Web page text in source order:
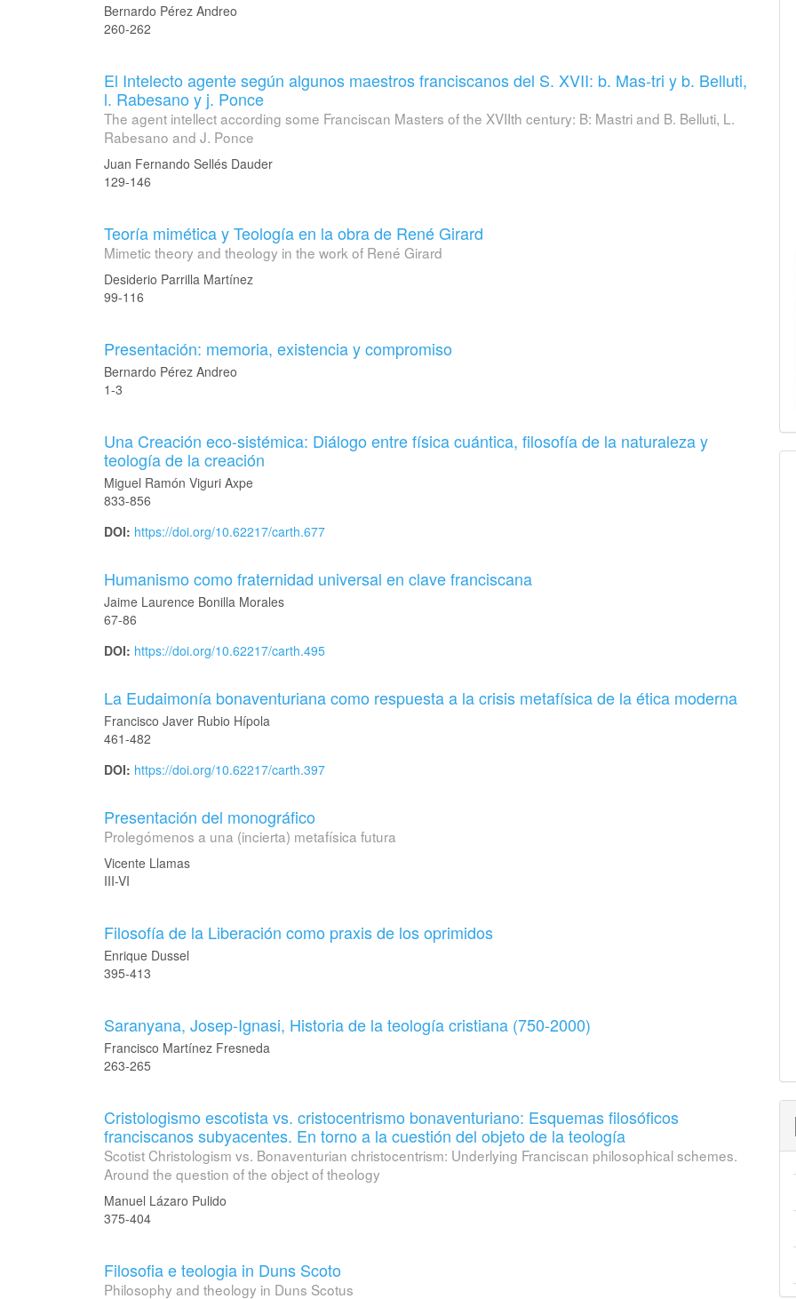
Bernardo Pérez Andreo
260-262
El Intelecto agente según algunos maestros franciscanos del S. XVII: b. Mas-tri y b. Belluti,
l. Rabesano y j. Ponce
The agent intellect according some Franciscan Masters of the XVIIth century: B: Mastri and B. Belluti, L.
Rabesano and J. Ponce
Juan Fernando Sellés Dauder
129-146
Teoría mimética y Teología en la obra de René Girard
Mimetic theory and theology in the work of René Girard
Desiderio Parrilla Martínez
99-116
Presentación: memoria, existencia y compromiso
Bernardo Pérez Andreo
1-3
Una Creación eco-sistémica: Diálogo entre física cuántica, filosofía de la naturaleza y
teología de la creación
Miguel Ramón Viguri Axpe
833-856
DOI: https://doi.org/10.62217/carth.677
Humanismo como fraternidad universal en clave franciscana
Jaime Laurence Bonilla Morales
67-86
DOI: https://doi.org/10.62217/carth.495
La Eudaimonía bonaventuriana como respuesta a la crisis metafísica de la ética moderna
Francisco Javer Rubio Hípola
461-482
DOI: https://doi.org/10.62217/carth.397
Presentación del monográfico
Prolegómenos a una (incierta) metafísica futura
Vicente Llamas
III-VI
Filosofía de la Liberación como praxis de los oprimidos
Enrique Dussel
395-413
Saranyana, Josep-Ignasi, Historia de la teología cristiana (750-2000)
Francisco Martínez Fresneda
263-265
Cristologismo escotista vs. cristocentrismo bonaventuriano: Esquemas filosóficos
franciscanos subyacentes. En torno a la cuestión del objeto de la teología
Scotist Christologism vs. Bonaventurian christocentrism: Underlying Franciscan philosophical schemes.
Around the question of the object of theology
Manuel Lázaro Pulido
375-404
Filosofia e teologia in Duns Scoto
Philosophy and theology in Duns Scotus